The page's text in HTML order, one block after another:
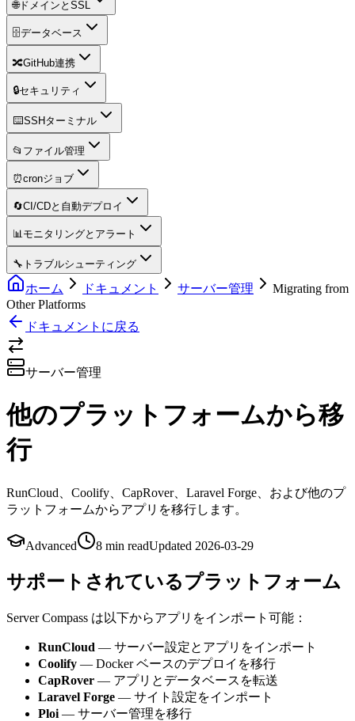
🌐ドメインとSSL
🗄️データベース
🔀GitHub連携
🔒セキュリティ
⌨️SSHターミナル
📂 ファイル管理
⏰cronジョブ
🔄CI/CDと自動デプロイ
📊モニタリングとアラート
🔧 トラブルシューティング
ホーム ドキュメント サーバー管理
Migrating from
Other Platforms
ドキュメントに戻る
サーバー管理
他のプラットフォームから移
行
RunCloud、Coolify、CapRover、Laravel Forge、および他のプ
ラットフォームからアプリを移行します。
Advanced 8 min readUpdated 2026-03-29
サポートされているプラットフォーム
Server Compass は以下からアプリをインポート可能：
RunCloud — サーバー設定とアプリをインポート
Coolify — Docker ベースのデプロイを移行
CapRover — アプリとデータベースを転送
Laravel Forge — サイト設定をインポート
Ploi — サーバー管理を移行